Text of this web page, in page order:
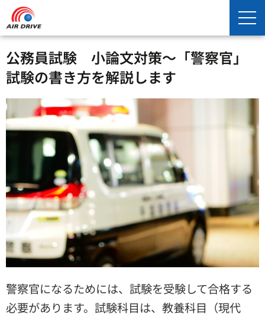
公務員試験 小論文対策～「警察官」
試験の書き方を解説します
警察官になるためには、試験を受験して合格する
必要があります。試験科目は、教養科目（現代